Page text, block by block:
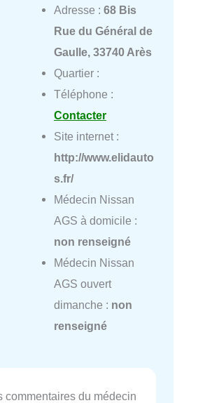
Adresse : 68 Bis
Rue du Général de
Gaulle, 33740 Arès
Quartier :
Téléphone :
Contacter
Site internet :
http://www.elidauto
s.fr/
Médecin Nissan
AGS à domicile :
non renseigné
Médecin Nissan
AGS ouvert
dimanche : non
renseigné
commentaires du médecin